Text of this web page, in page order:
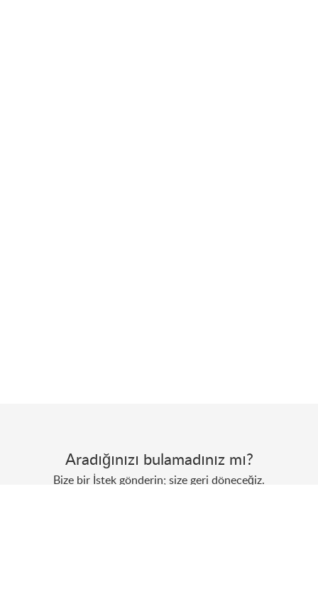
Aradığınızı bulamadınız mı?
Bize bir İstek gönderin; size geri döneceğiz.